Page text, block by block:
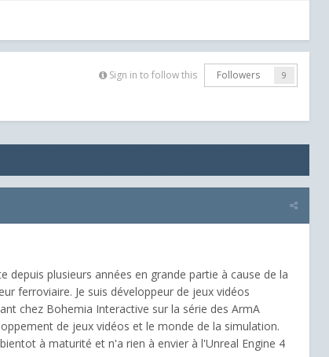
Sign in to follow this Followers 9
plusieurs années en grande partie à cause de la
ferroviaire. Je suis développeur de jeux vidéos
chez Bohemia Interactive sur la série des ArmA
de jeux vidéos et le monde de la simulation.
à maturité et n'a rien à envier à l'Unreal Engine 4